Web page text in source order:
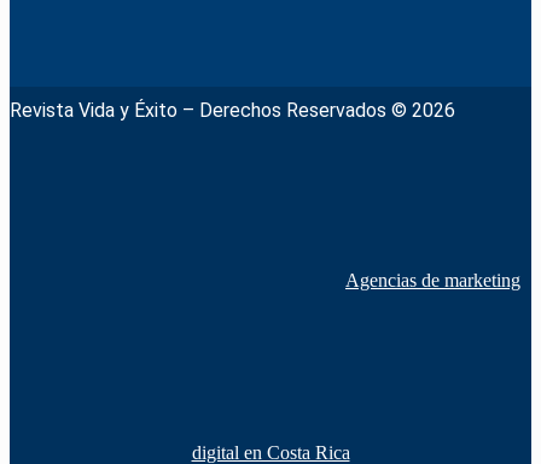
Revista Vida y Éxito – Derechos Reservados © 2026
Agencias de marketing
digital en Costa Rica